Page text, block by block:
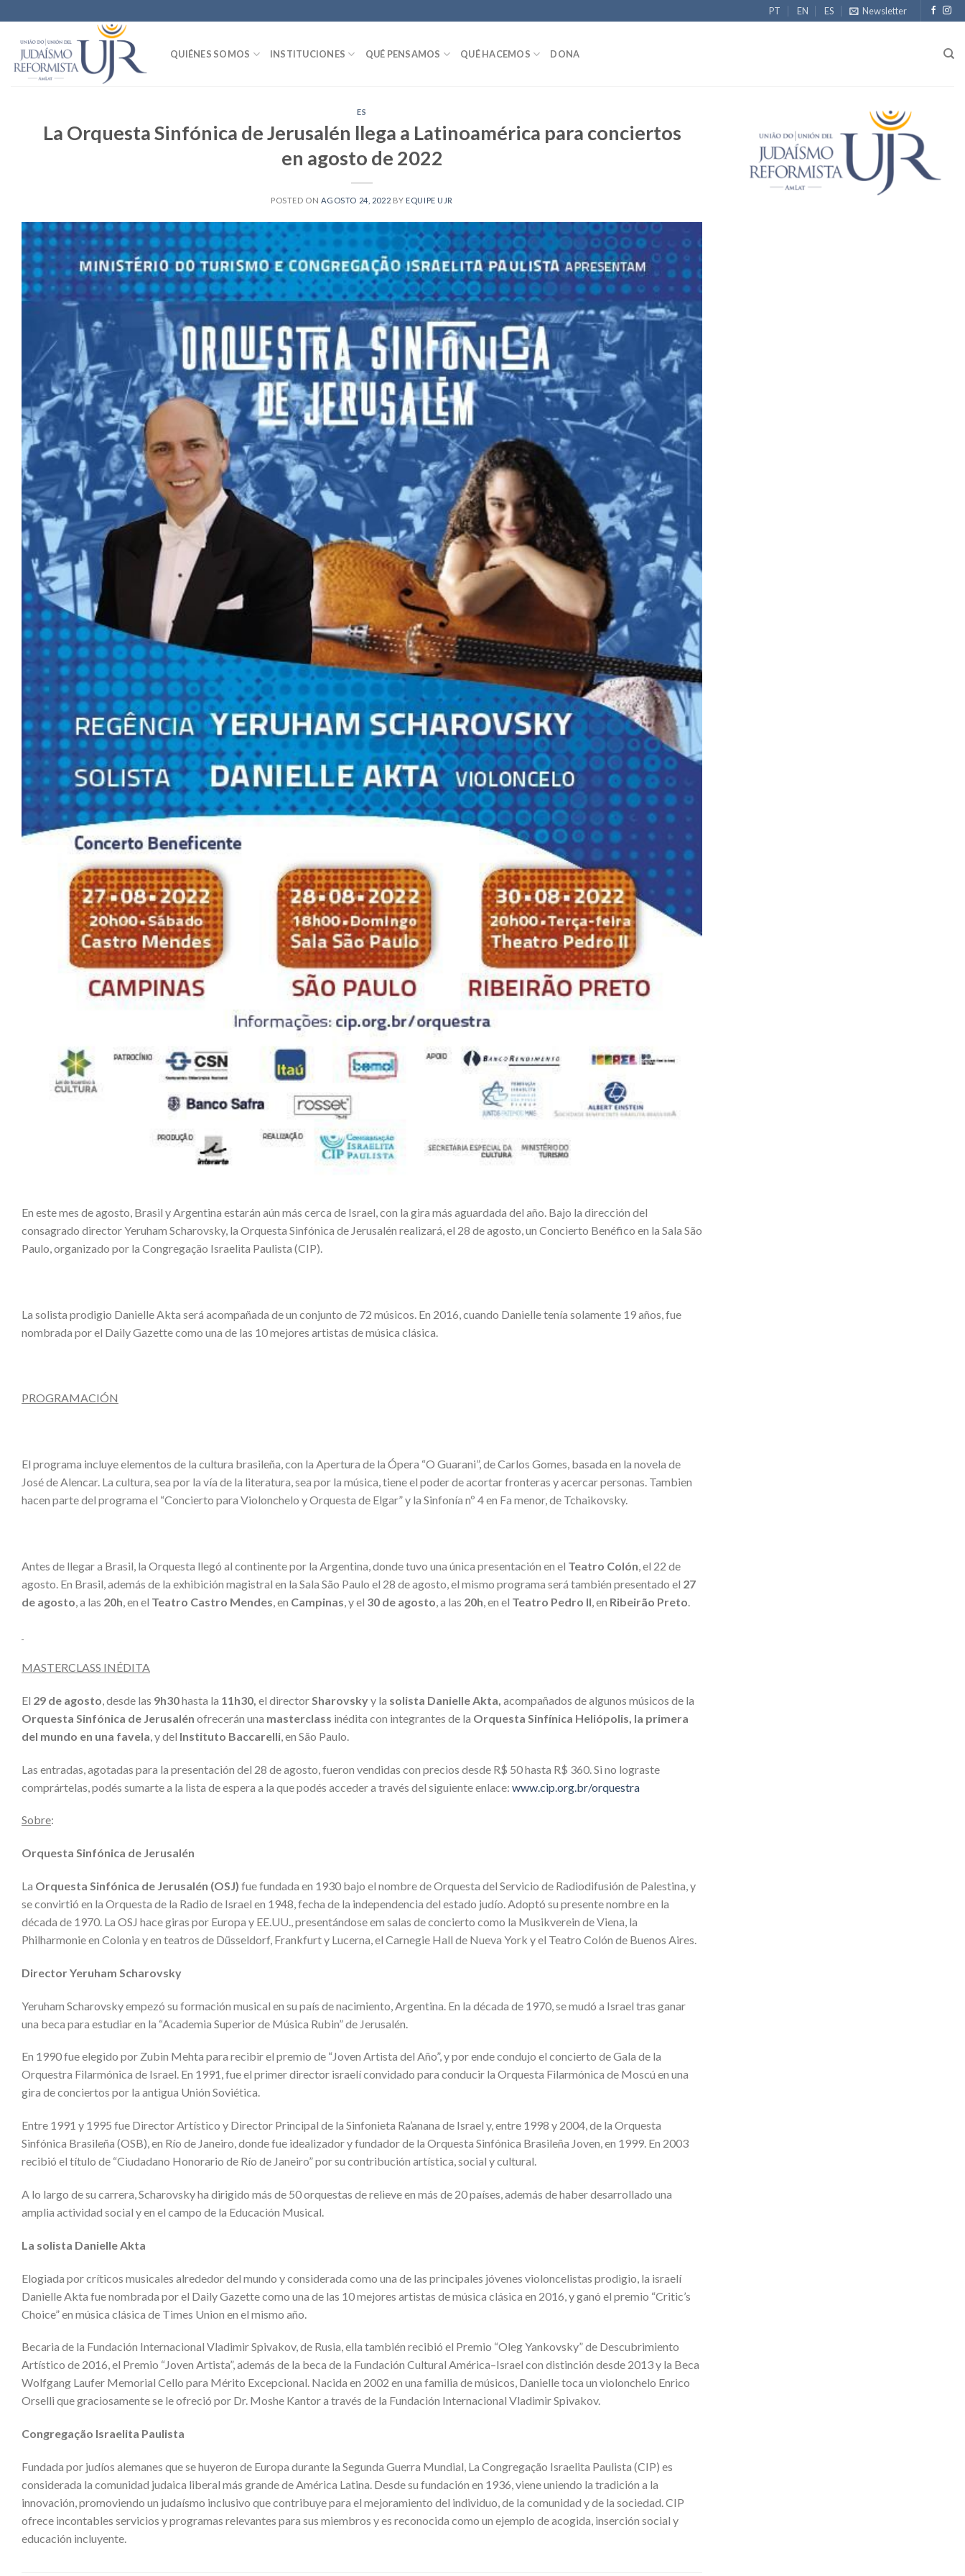
to
content
PT EN ES Newsletter
QUIÉNES SOMOS INSTITUCIONES QUÉ PENSAMOS QUÉ HACEMOS DONA
ES
La Orquesta Sinfónica de Jerusalén llega a Latinoamérica para conciertos
en agosto de 2022
POSTED ON AGOSTO 24, 2022 BY EQUIPE UJR
En este mes de agosto, Brasil y Argentina estarán aún más cerca de Israel, con la gira más aguardada del año. Bajo la dirección del
consagrado director Yeruham Scharovsky, la Orquesta Sinfónica de Jerusalén realizará, el 28 de agosto, un Concierto Benéfico en la Sala São
Paulo, organizado por la Congregação Israelita Paulista (CIP).
La solista prodigio Danielle Akta será acompañada de un conjunto de 72 músicos. En 2016, cuando Danielle tenía solamente 19 años, fue
nombrada por el Daily Gazette como una de las 10 mejores artistas de música clásica.
PROGRAMACIÓN
El programa incluye elementos de la cultura brasileña, con la Apertura de la Ópera “O Guarani”, de Carlos Gomes, basada en la novela de
José de Alencar. La cultura, sea por la vía de la literatura, sea por la música, tiene el poder de acortar fronteras y acercar personas. Tambien
hacen parte del programa el “Concierto para Violonchelo y Orquesta de Elgar” y la Sinfonía nº 4 en Fa menor, de Tchaikovsky.
Antes de llegar a Brasil, la Orquesta llegó al continente por la Argentina, donde tuvo una única presentación en el Teatro Colón , el 22 de
agosto. En Brasil, además de la exhibición magistral en la Sala São Paulo el 28 de agosto, el mismo programa será también presentado el 27
de agosto , a las 20h , en el Teatro Castro Mendes , en Campinas , y el 30 de agosto , a las 20h , en el Teatro Pedro II , en Ribeirão Preto
MASTERCLASS INÉDITA
El 29 de agosto, desde las 9h30hasta la 11h30, el directorSharovskyy la solista Danielle Akta, acompañados de algunos músicos de la
Orquesta Sinfónica de Jerusalén ofrecerán una masterclass inédita con integrantes de la Orquesta Sinfínica Heliópolis, la primera
del mundo en una favela, y del Instituto Baccarelli, en São Paulo.
Las entradas, agotadas para la presentación del 28 de agosto, fueron vendidas con precios desde R$ 50 hasta R$ 360. Si no lograste
comprártelas, podés sumarte a la lista de espera a la que podés acceder a través del siguiente enlace: www.cip.org.br/orquestra
Sobre:
Orquesta Sinfónica de Jerusalén
La Orquesta Sinfónica de Jerusalén (OSJ) fue fundada en 1930 bajo el nombre de Orquesta del Servicio de Radiodifusión de Palestina, y
se convirtió en la Orquesta de la Radio de Israel en 1948, fecha de la independencia del estado judío. Adoptó su presente nombre en la
década de 1970. La OSJ hace giras por Europa y EE.UU., presentándose em salas de concierto como la Musikverein de Viena, la
Philharmonie en Colonia y en teatros de Düsseldorf, Frankfurt y Lucerna, el Carnegie Hall de Nueva York y el Teatro Colón de Buenos Aires.
Director Yeruham Scharovsky
Yeruham Scharovsky empezó su formación musical en su país de nacimiento, Argentina. En la década de 1970, se mudó a Israel tras ganar
una beca para estudiar en la “Academia Superior de Música Rubin” de Jerusalén.
En 1990 fue elegido por Zubin Mehta para recibir el premio de “Joven Artista del Año”, y por ende condujo el concierto de Gala de la
Orquestra Filarmónica de Israel. En 1991, fue el primer director israelí convidado para conducir la Orquesta Filarmónica de Moscú en una
gira de conciertos por la antigua Unión Soviética.
Entre 1991 y 1995 fue Director Artístico y Director Principal de la Sinfonieta Ra’anana de Israel y, entre 1998 y 2004, de la Orquesta
Sinfónica Brasileña (OSB), en Río de Janeiro, donde fue idealizador y fundador de la Orquesta Sinfónica Brasileña Joven, en 1999. En 2003
recibió el título de “Ciudadano Honorario de Río de Janeiro” por su contribución artística, social y cultural.
A lo largo de su carrera, Scharovsky ha dirigido más de 50 orquestas de relieve en más de 20 países, además de haber desarrollado una
amplia actividad social y en el campo de la Educación Musical.
La solista Danielle Akta
Elogiada por críticos musicales alrededor del mundo y considerada como una de las principales jóvenes violoncelistas prodigio, la israelí
Danielle Akta fue nombrada por el Daily Gazette como una de las 10 mejores artistas de música clásica en 2016, y ganó el premio “Critic’s
Choice” en música clásica de Times Union en el mismo año.
Becaria de la Fundación Internacional Vladimir Spivakov, de Rusia, ella también recibió el Premio “Oleg Yankovsky” de Descubrimiento
Artístico de 2016, el Premio “Joven Artista”, además de la beca de la Fundación Cultural América–Israel con distinción desde 2013 y la Beca
Wolfgang Laufer Memorial Cello para Mérito Excepcional. Nacida en 2002 en una familia de músicos, Danielle toca un violonchelo Enrico
Orselli que graciosamente se le ofreció por Dr. Moshe Kantor a través de la Fundación Internacional Vladimir Spivakov.
Congregação Israelita Paulista
Fundada por judíos alemanes que se huyeron de Europa durante la Segunda Guerra Mundial, La Congregação Israelita Paulista (CIP) es
considerada la comunidad judaica liberal más grande de América Latina. Desde su fundación en 1936, viene uniendo la tradición a la
innovación, promoviendo un judaísmo inclusivo que contribuye para el mejoramiento del individuo, de la comunidad y de la sociedad. CIP
ofrece incontables servicios y programas relevantes para sus miembros y es reconocida como un ejemplo de acogida, inserción social y
educación incluyente.